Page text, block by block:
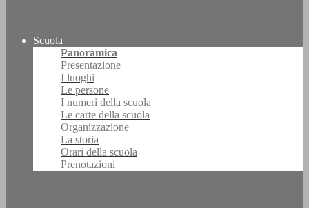
Scuola
Panoramica
Presentazione
I luoghi
Le persone
I numeri della scuola
Le carte della scuola
Organizzazione
La storia
Orari della scuola
Prenotazioni